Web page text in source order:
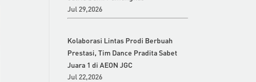
Jul 29,2026
Kolaborasi Lintas Prodi Berbuah
Prestasi, Tim Dance Pradita Sabet
Juara 1 di AEON JGC
Jul 22,2026